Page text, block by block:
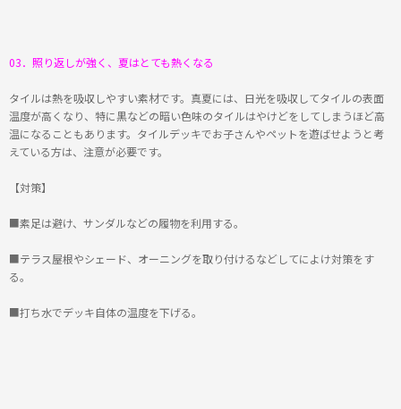
03．照り返しが強く、夏はとても熱くなる
タイルは熱を吸収しやすい素材です。真夏には、日光を吸収してタイルの表面
温度が高くなり、特に黒などの暗い色味のタイルはやけどをしてしまうほど高
温になることもあります。タイルデッキでお子さんやペットを遊ばせようと考
えている方は、注意が必要です。
【対策】
■素足は避け、サンダルなどの履物を利用する。
■テラス屋根やシェード、オーニングを取り付けるなどしてによけ対策をす
る。
■打ち水でデッキ自体の温度を下げる。